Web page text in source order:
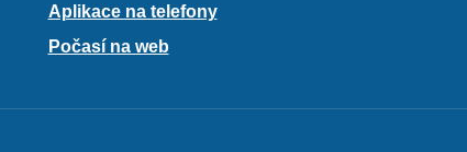
Aplikace na telefony
Počasí na web